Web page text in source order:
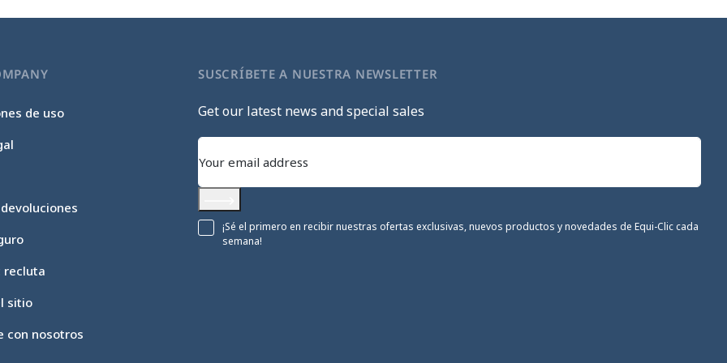
de uso
recluta
sitio
con nosotros
SUSCRÍBETE A NUESTRA NEWSLETTER
Get our latest news and special sales
Subscribe
¡Sé el primero en recibir nuestras ofertas exclusivas, nuevos productos y novedades de Equi-Clic cada
semana!